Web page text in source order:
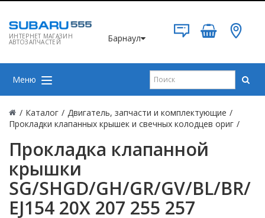
ИНТЕРНЕТ МАГАЗИН
АВТОЗАПЧАСТЕЙ Барнаул
Меню
/ Каталог / Двигатель, запчасти и комплектующие /
Прокладки клапанных крышек и свечных колодцев ориг /
Прокладка клапанной
крышки
SG/SHGD/GH/GR/GV/BL/BR/
EJ154 20X 207 255 257